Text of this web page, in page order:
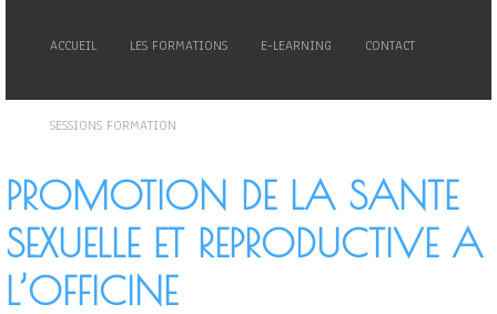
ACCUEIL LES FORMATIONS E-LEARNING CONTACT
SESSIONS FORMATION
PROMOTION DE LA SANTE
SEXUELLE ET REPRODUCTIVE A
L’OFFICINE